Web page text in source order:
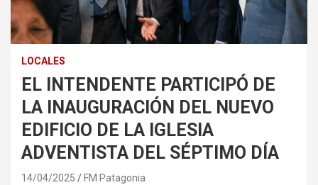
LOCALES
EL INTENDENTE PARTICIPÓ DE
LA INAUGURACIÓN DEL NUEVO
EDIFICIO DE LA IGLESIA
ADVENTISTA DEL SÉPTIMO DÍA
14/04/2025 FM Patagonia